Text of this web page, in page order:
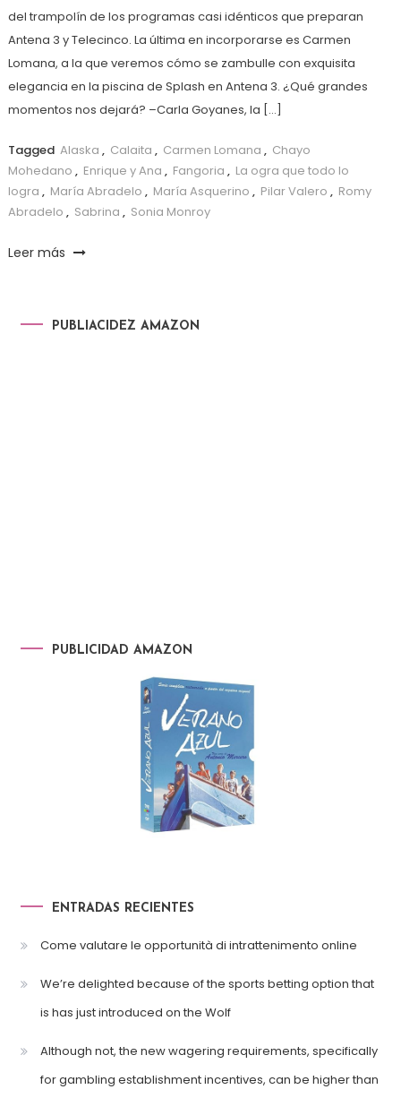
del trampolín de los programas casi idénticos que preparan
Antena 3 y Telecinco. La última en incorporarse es Carmen
Lomana, a la que veremos cómo se zambulle con exquisita
elegancia en la piscina de Splash en Antena 3. ¿Qué grandes
momentos nos dejará? –Carla Goyanes, la […]
Tagged Alaska , Calaita , Carmen Lomana , Chayo
Mohedano , Enrique y Ana , Fangoria , La ogra que todo lo
logra , María Abradelo , María Asquerino , Pilar Valero , Romy
Abradelo , Sabrina , Sonia Monroy
Leer más
PUBLIACIDEZ AMAZON
PUBLICIDAD AMAZON
ENTRADAS RECIENTES
Come valutare le opportunità di intrattenimento online
We’re delighted because of the sports betting option that
is has just introduced on the Wolf
Although not, the new wagering requirements, specifically
for gambling establishment incentives, can be higher than